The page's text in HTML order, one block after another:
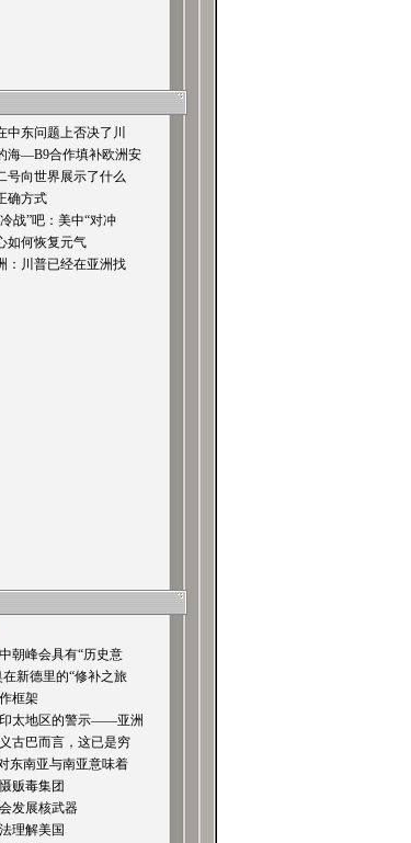
中东问题上否决了川
海—B9合作填补欧洲安
号向世界展示了什么
确方式
战”吧：美中“对冲
如何恢复元气
：川普已经在亚洲找
朝峰会具有“历史意
在新德里的“修补之旅
框架
印太地区的警示——亚洲
古巴而言，这已是穷
东南亚与南亚意味着
贩毒集团
发展核武器
理解美国